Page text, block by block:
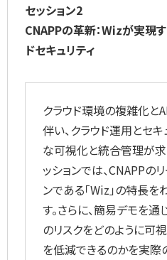
セッション2
CNAPPの革新：Wizが実現
ドセキュリティ
クラウド環境の複雑化
伴い、クラウド運用とセ
な可視化と統合管理が求
ッションでは、CNAPPの
ンである「Wiz」の特長を
す。さらに、簡易デモを通
のリスクをどのように可
を低減できるのかを実